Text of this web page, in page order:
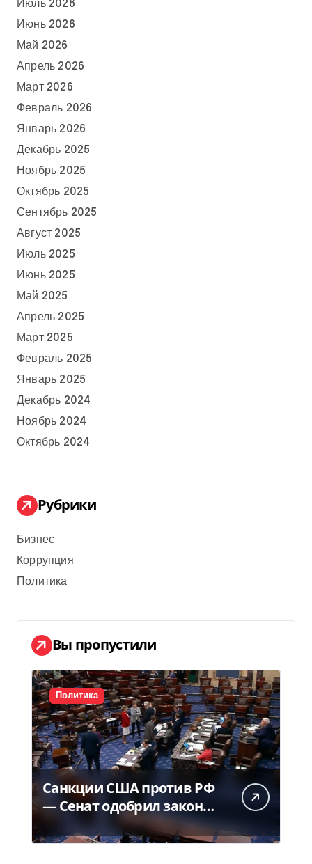
Июль 2026
Июнь 2026
Май 2026
Апрель 2026
Март 2026
Февраль 2026
Январь 2026
Декабрь 2025
Ноябрь 2025
Октябрь 2025
Сентябрь 2025
Август 2025
Июль 2025
Июнь 2025
Май 2025
Апрель 2025
Март 2025
Февраль 2025
Январь 2025
Декабрь 2024
Ноябрь 2024
Октябрь 2024
Рубрики
Бизнес
Коррупция
Политика
Вы пропустили
Политика
Санкции США против РФ
— Сенат одобрил закон
Грема — Фокус